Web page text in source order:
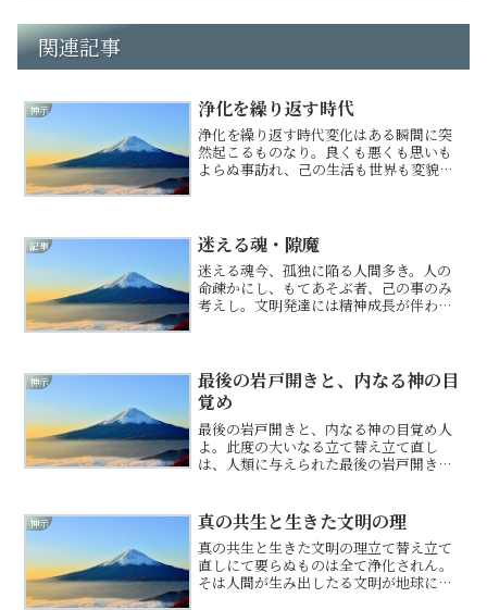
関連記事
神示 浄化を繰り返す時代
浄化を繰り返す時代変化はある瞬間に突
然起こるものなり。良くも悪くも思いも
よらぬ事訪れ、己の生活も世界も変貌
志の強さなり。己の課題と向...
記事 迷える魂・隙魔
迷える魂今、孤独に陥る人間多き。人の
命疎かにし、もてあそぶ者、己の事のみ
考えし。文明発達には精神成長が伴わね
活をするなれば人との交流も...
神示
最後の岩戸開きと、内なる神の目
覚め
最後の岩戸開きと、内なる神の目覚め人
よ。此度の大いなる立て替え立て直し
は、人類に与えられた最後の岩戸開きな
開くことなり。己の中の神を目覚めさせ
る鍵は、ただひたすらなる魂...
神示 真の共生と生きた文明の理
真の共生と生きた文明の理立て替え立て
直しにて要らぬものは全て浄化されん。
そは人間が生み出したる文明が地球に毒